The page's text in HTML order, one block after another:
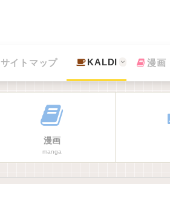
サイトマップ KALDI 漫画
漫画
manga